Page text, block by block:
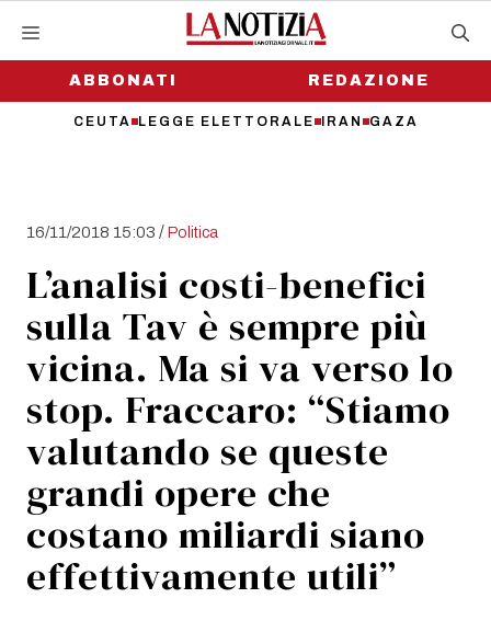
contenutoABBONATI
CEUTA LEGGE ELETTORALE IRAN GAZA
REDAZIONE
16/11/2018 15:03 /Politica
L’analisi costi-benefici
sulla Tav è sempre più
vicina. Ma si va verso lo
stop. Fraccaro: “Stiamo
valutando se queste
grandi opere che
costano miliardi siano
effettivamente utili”